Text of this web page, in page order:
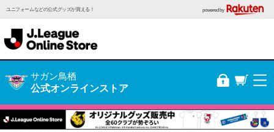
ユニフォームなどの公式グッズが買える！ powered by
サガン鳥栖
公式オンラインストア